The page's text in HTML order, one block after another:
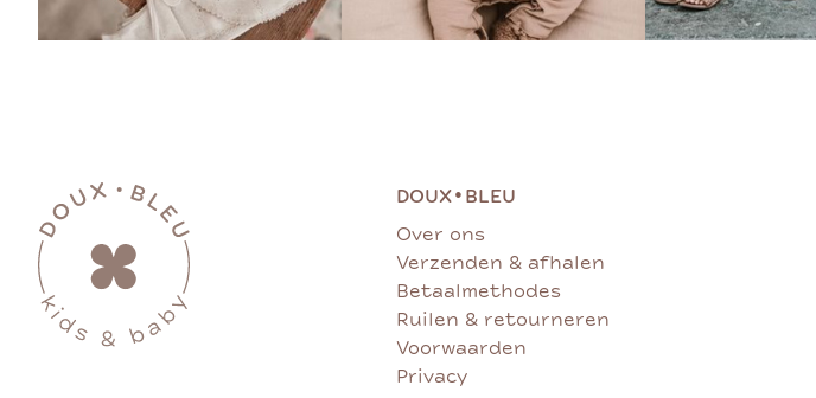
DOUX• BLEU
Over ons
Verzenden & afhalen
Betaalmethodes
Ruilen & retourneren
Voorwaarden
Privacy